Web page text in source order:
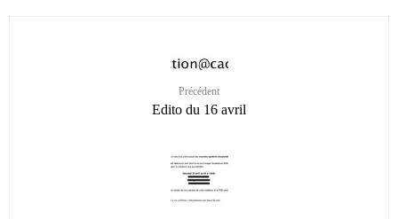
Précédent
Edito du 16 avril